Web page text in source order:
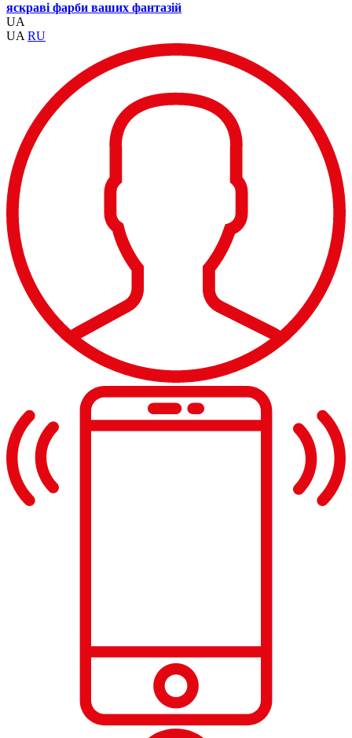
яскраві фарби ваших фантазій
UA
UA RU